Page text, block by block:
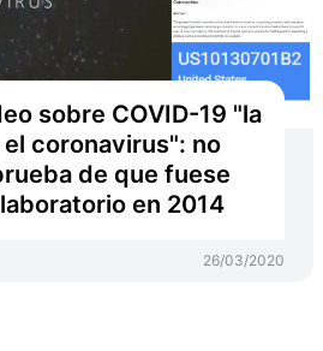
sobre COVID-19 "la
coronavirus": no
de que fuese
en 2014
26/03/2020